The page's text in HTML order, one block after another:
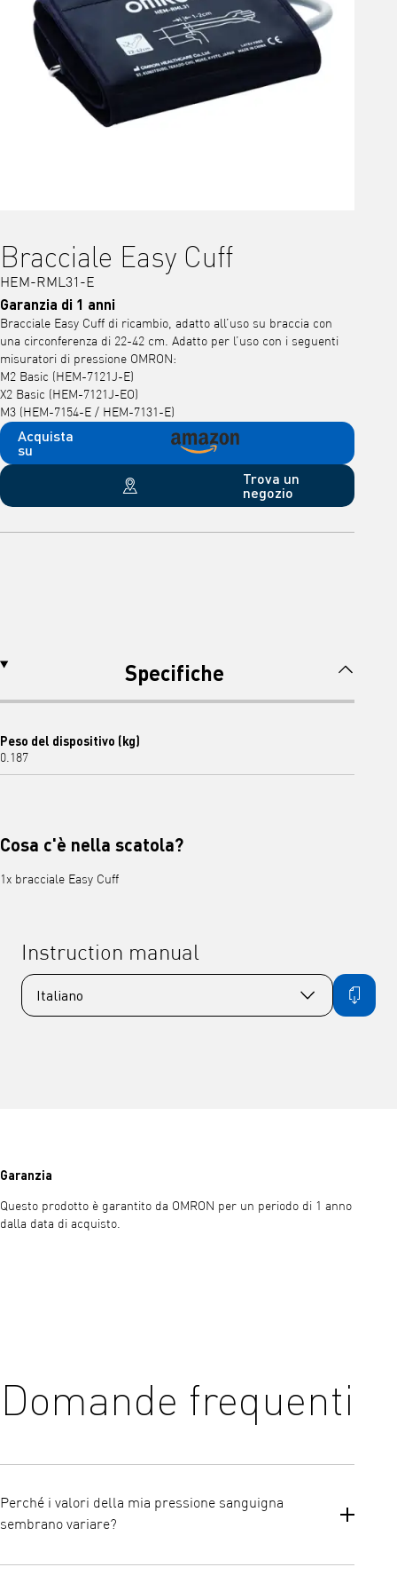
Bracciale Easy Cuff
HEM-RML31-E
Garanzia di 1 anni
Bracciale Easy Cuff di ricambio, adatto all’uso su braccia con
una circonferenza di 22-42 cm. Adatto per l’uso con i seguenti
misuratori di pressione OMRON:
M2 Basic (HEM-7121J-E)
X2 Basic (HEM-7121J-EO)
M3 (HEM-7154-E / HEM-7131-E)
Acquista
su
Trova un
negozio
Specifiche
Peso del dispositivo (kg)
0.187
Cosa c'è nella scatola?
1x bracciale Easy Cuff
Instruction manual
Garanzia
Questo prodotto è garantito da OMRON per un periodo di 1 anno
dalla data di acquisto.
Domande frequenti
Perché i valori della mia pressione sanguigna
sembrano variare?